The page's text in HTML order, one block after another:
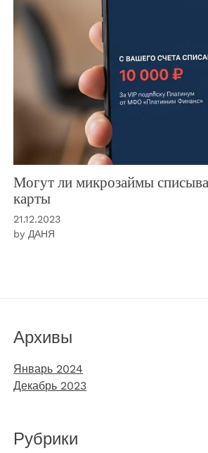
Могут ли микрозаймы
карты
21.12.2023
by ДАНЯ
Архивы
Январь 2024
Декабрь 2023
Рубрики